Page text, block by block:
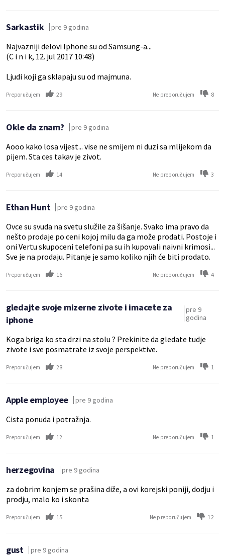
Sarkastik pre 9 godina
Najvazniji delovi Iphone su od Samsung-a...
(C i n i k, 12. jul 2017 10:48)
Ljudi koji ga sklapaju su od majmuna.
Preporučujem 29 Ne preporučujem 8
Okle da znam? pre 9 godina
Aooo kako losa vijest... vise ne smijem ni duzi sa mlijekom da
pijem. Sta ces takav je zivot.
Preporučujem 14 Ne preporučujem 3
Ethan Hunt pre 9 godina
Ovce su svuda na svetu služile za šišanje. Svako ima pravo da
nešto prodaje po ceni kojoj milu da ga može prodati. Postoje i
oni Vertu skupoceni telefoni pa su ih kupovali naivni krimosi...
Sve je na prodaju. Pitanje je samo koliko njih će biti prodato.
Preporučujem 16 Ne preporučujem 4
gledajte svoje mizerne zivote i imacete za
iphone
pre 9
godina
Koga briga ko sta drzi na stolu ? Prekinite da gledate tudje
zivote i sve posmatrate iz svoje perspektive.
Preporučujem 28 Ne preporučujem 1
Apple employee pre 9 godina
Cista ponuda i potražnja.
Preporučujem 12 Ne preporučujem 1
herzegovina pre 9 godina
za dobrim konjem se prašina diže, a ovi korejski poniji, dodju i
prodju, malo ko i skonta
Preporučujem 15 Ne preporučujem 12
gust pre 9 godina